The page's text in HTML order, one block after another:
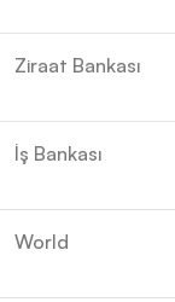
Ziraat Bankası
İş Bankası
World